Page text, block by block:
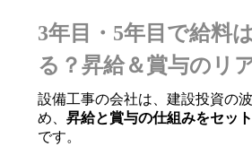
3年目・5年目で給料
る？昇給＆賞与のリ
設備工事の会社は、建設投資の
め、昇給と賞与の仕組みをセッ
です。